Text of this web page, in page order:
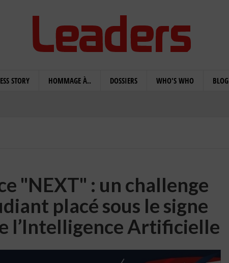
STORY HOMMAGE À.. DOSSIERS WHO'S WHO BLOG
"NEXT" : un challenge
placé sous le signe
l’Intelligence Artificielle